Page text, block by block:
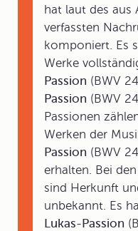
hat laut des aus
verfassten
komponiert. Es
Werke
Passion (BWV
Passion (BWV
Passionen
Werken der
Passion (BWV
erhalten. Bei
sind Herkunft
unbekannt. Es
Lukas-Passion